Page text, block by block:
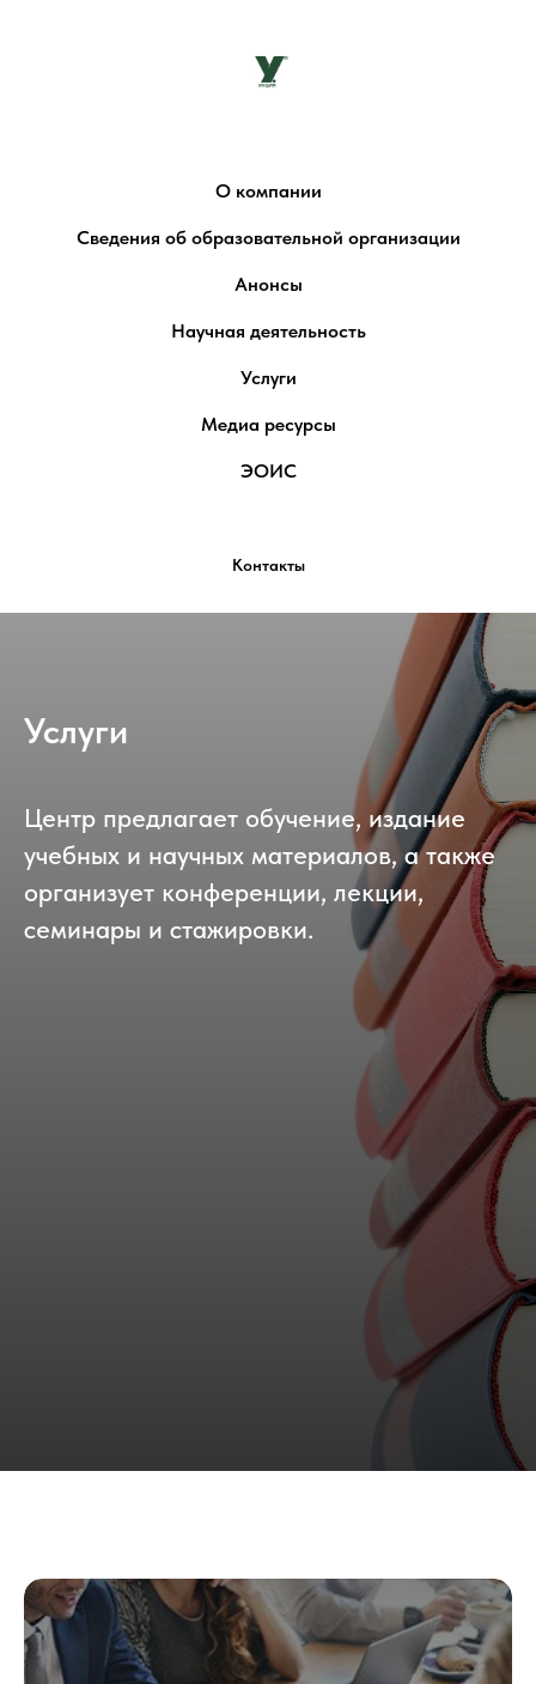
О компании
Сведения об образовательной организации
Анонсы
Научная деятельность
Услуги
Медиа ресурсы
ЭОИС
Контакты
Услуги
Центр предлагает обучение, издание
учебных и научных материалов, а также
организует конференции, лекции,
семинары и стажировки.